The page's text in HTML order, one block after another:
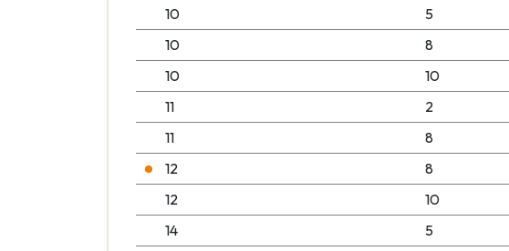
10
5
10
8
10
10
11
2
11
8
12
8
12
10
14
5